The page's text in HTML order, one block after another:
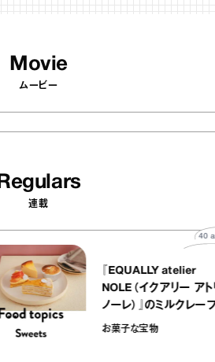
Movie
ムービー
Regulars
連載
『EQUALLY
NOLE（イクア
ノーレ）』のミ
ラメルバニー
お菓子な宝物